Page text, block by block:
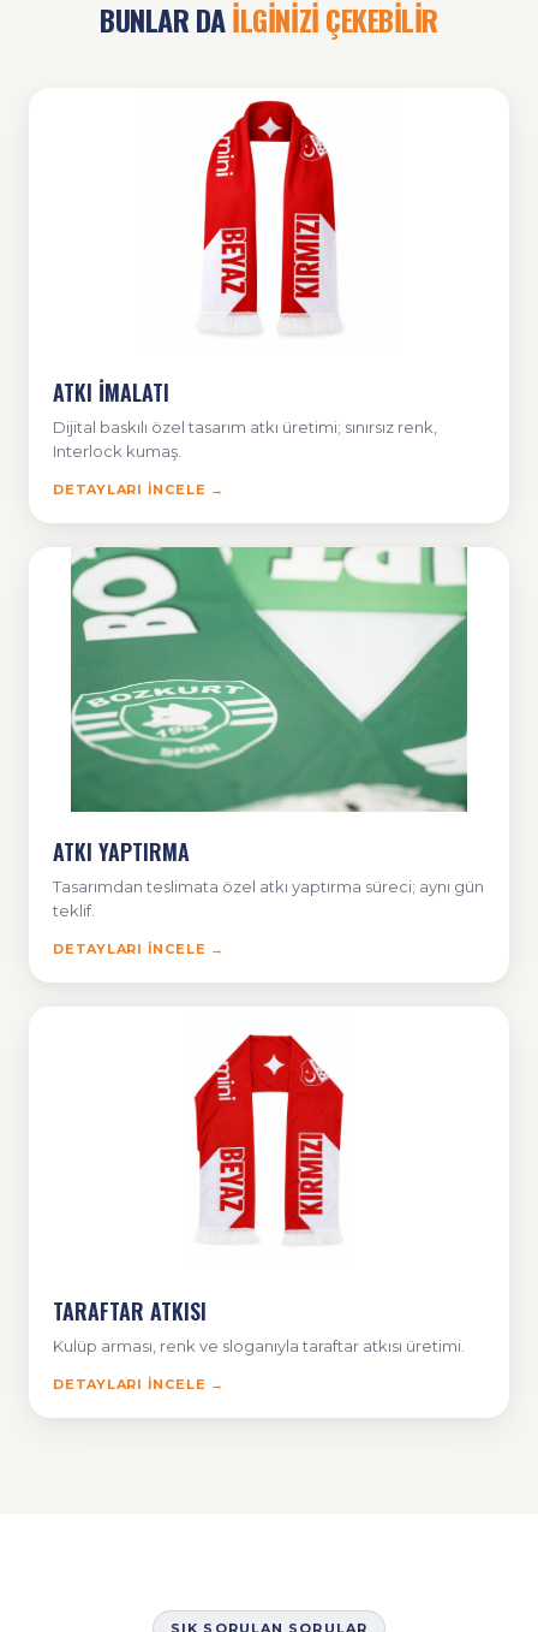
BUNLAR DAİLGİNİZİ ÇEKEBİLİR
ATKI İMALATI
Dijital baskılı özel tasarım atkı üretimi; sınırsız renk,
Interlock kumaş.
DETAYLARI İNCELE →
ATKI YAPTIRMA
Tasarımdan teslimata özel atkı yaptırma süreci; aynı gün
teklif.
DETAYLARI İNCELE →
TARAFTAR ATKISI
Kulüp arması, renk ve sloganıyla taraftar atkısı üretimi.
DETAYLARI İNCELE →